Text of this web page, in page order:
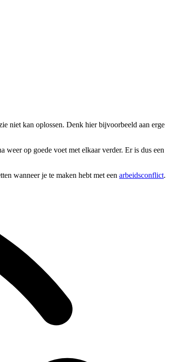
niet kan oplossen. Denk hier bijvoorbeeld aan erge
weer op goede voet met elkaar verder. Er is dus een
wanneer je te maken hebt met een arbeidsconflict.